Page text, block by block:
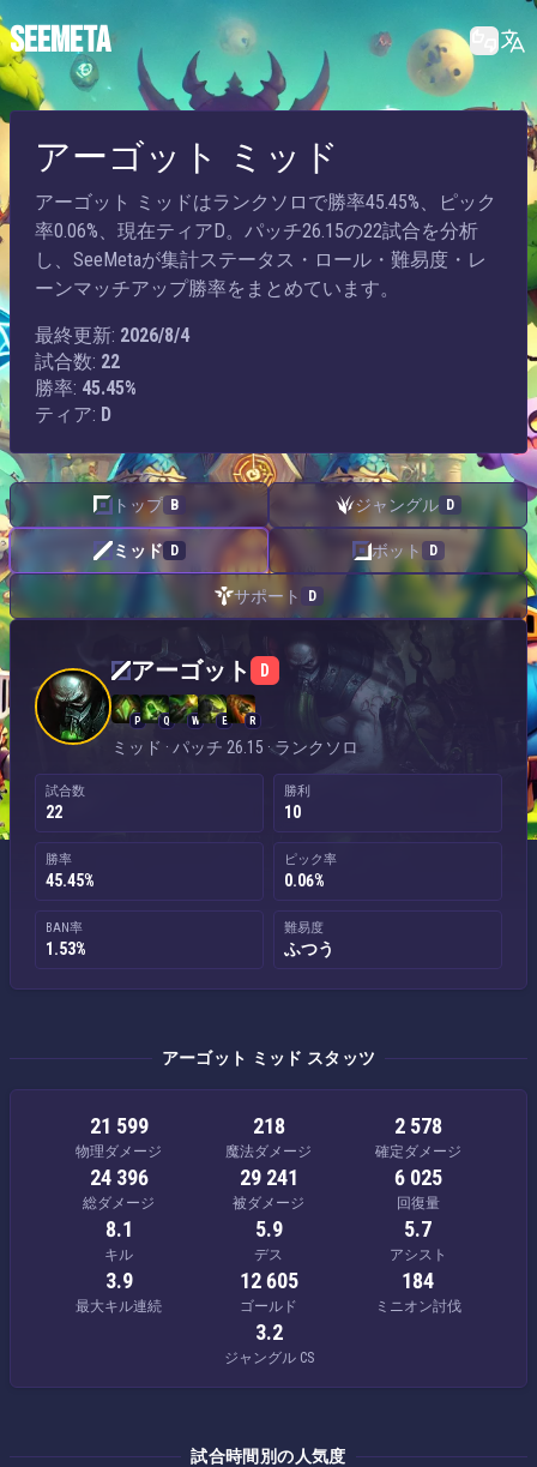
SEEMETA
アーゴット ミッド
アーゴット ミッドはランクソロで勝率45.45%、ピック
率0.06%、現在ティアD。パッチ26.15の22試合を分析
し、SeeMetaが集計ステータス・ロール・難易度・レ
ーンマッチアップ勝率をまとめています。
最終更新: 2026/8/4
試合数: 22
勝率: 45.45%
ティア: D
トップ B ジャングル D
ミッド D ボット D
サポート D
アーゴット — ミッド
アーゴット D
P Q W E R
ミッド · パッチ 26.15 · ランクソロ
試合数
22
勝利
10
勝率
45.45%
ピック率
0.06%
BAN率
1.53%
難易度
ふつう
アーゴット ミッド スタッツ
21 599
物理ダメージ
218
魔法ダメージ
2 578
確定ダメージ
24 396
総ダメージ
29 241
被ダメージ
6 025
回復量
8.1
キル
5.9
デス
5.7
アシスト
3.9
最大キル連続
12 605
ゴールド
184
ミニオン討伐
3.2
ジャングル CS
試合時間別の人気度